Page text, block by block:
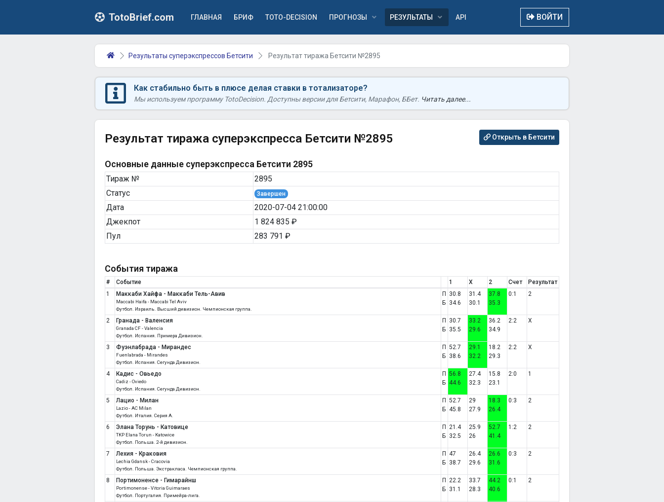
TotoBrief.com ГЛАВНАЯ БРИФ TOTO-DECISION ПРОГНОЗЫ РЕЗУЛЬТАТЫ API ВОЙТИ
Результаты суперэкспрессов Бетсити Результат тиража Бетсити №2895
Как стабильно быть в плюсе делая ставки в тотализаторе?
Мы используем программу TotoDecision. Доступны версии для Бетсити, Марафон, ББет. Читать далее...
Результат тиража суперэкспресса Бетсити №2895 Открыть в Бетсити
Основные данные суперэкспресса Бетсити 2895
Тираж №
2895
Статус
Завершен
Дата
2020-07-04 21:00:00
Джекпот
1 824 835 ₽
Пул
283 791 ₽
События тиража
# Событие 1 X 2 Счет
Результат
1
Маккаби Хайфа - Маккаби Тель-Авив
Maccabi Haifa - Maccabi Tel Aviv
Футбол. Израиль. Высший дивизион. Чемпионская группа.
П
Б
30.8
34.6
31.4
30.1
37.8
35.3
0:1 2
2 Гранада - Валенсия
Granada CF - Valencia
Футбол. Испания. Примера Дивизион.
П
Б
30.7
35.5
33.2
29.6
36.2
34.9
2:2 X
3 Фуэнлабрада - Мирандес
Fuenlabrada - Mirandes
Футбол. Испания. Сегунда Дивизион.
П
Б
52.7
38.6
29.1
32.2
18.2
29.3
2:2 X
4 Кадис - Овьедо
Cadiz - Oviedo
Футбол. Испания. Сегунда Дивизион.
П
Б
56.8
44.6
27.4
32.3
15.8
23.1
2:0 1
5 Лацио - Милан
Lazio - AC Milan
Футбол. Италия. Серия A.
П
Б
52.7
45.8
29
27.9
18.3
26.4
0:3 2
6 Элана Торунь - Катовице
TKP Elana Torun - Katowice
Футбол. Польша. 2-й дивизион.
П
Б
21.4
32.5
25.9
26
52.7
41.4
1:2 2
7 Лехия - Краковия
Lechia Gdansk - Cracovia
Футбол. Польша. Экстракласа. Чемпионская группа.
П
Б
47
38.7
26.4
29.6
26.6
31.6
0:3 2
8 Портимоненсе - Гимарайнш
Portimonense - Vitoria Guimaraes
Футбол. Португалия. Примейра-лига.
П
Б
22.2
31.1
33.7
28.3
44.2
40.6
0:1 2